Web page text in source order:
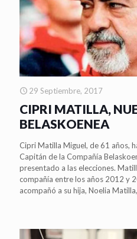
29 Septiembre, 2017
CIPRI MATILLA,
BELASKOENEA
Cipri Matilla Miguel, de 61 años,
Capitán de la Compañía
presentado a las elecciones.
compañía entre los años 2012 y
acompañó a su hija, Noelia